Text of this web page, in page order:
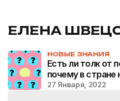
ЕЛЕНА
НОВЫЕ ЗНАНИЯ
Есть ли толк от
почему в стране
27 Января, 2022